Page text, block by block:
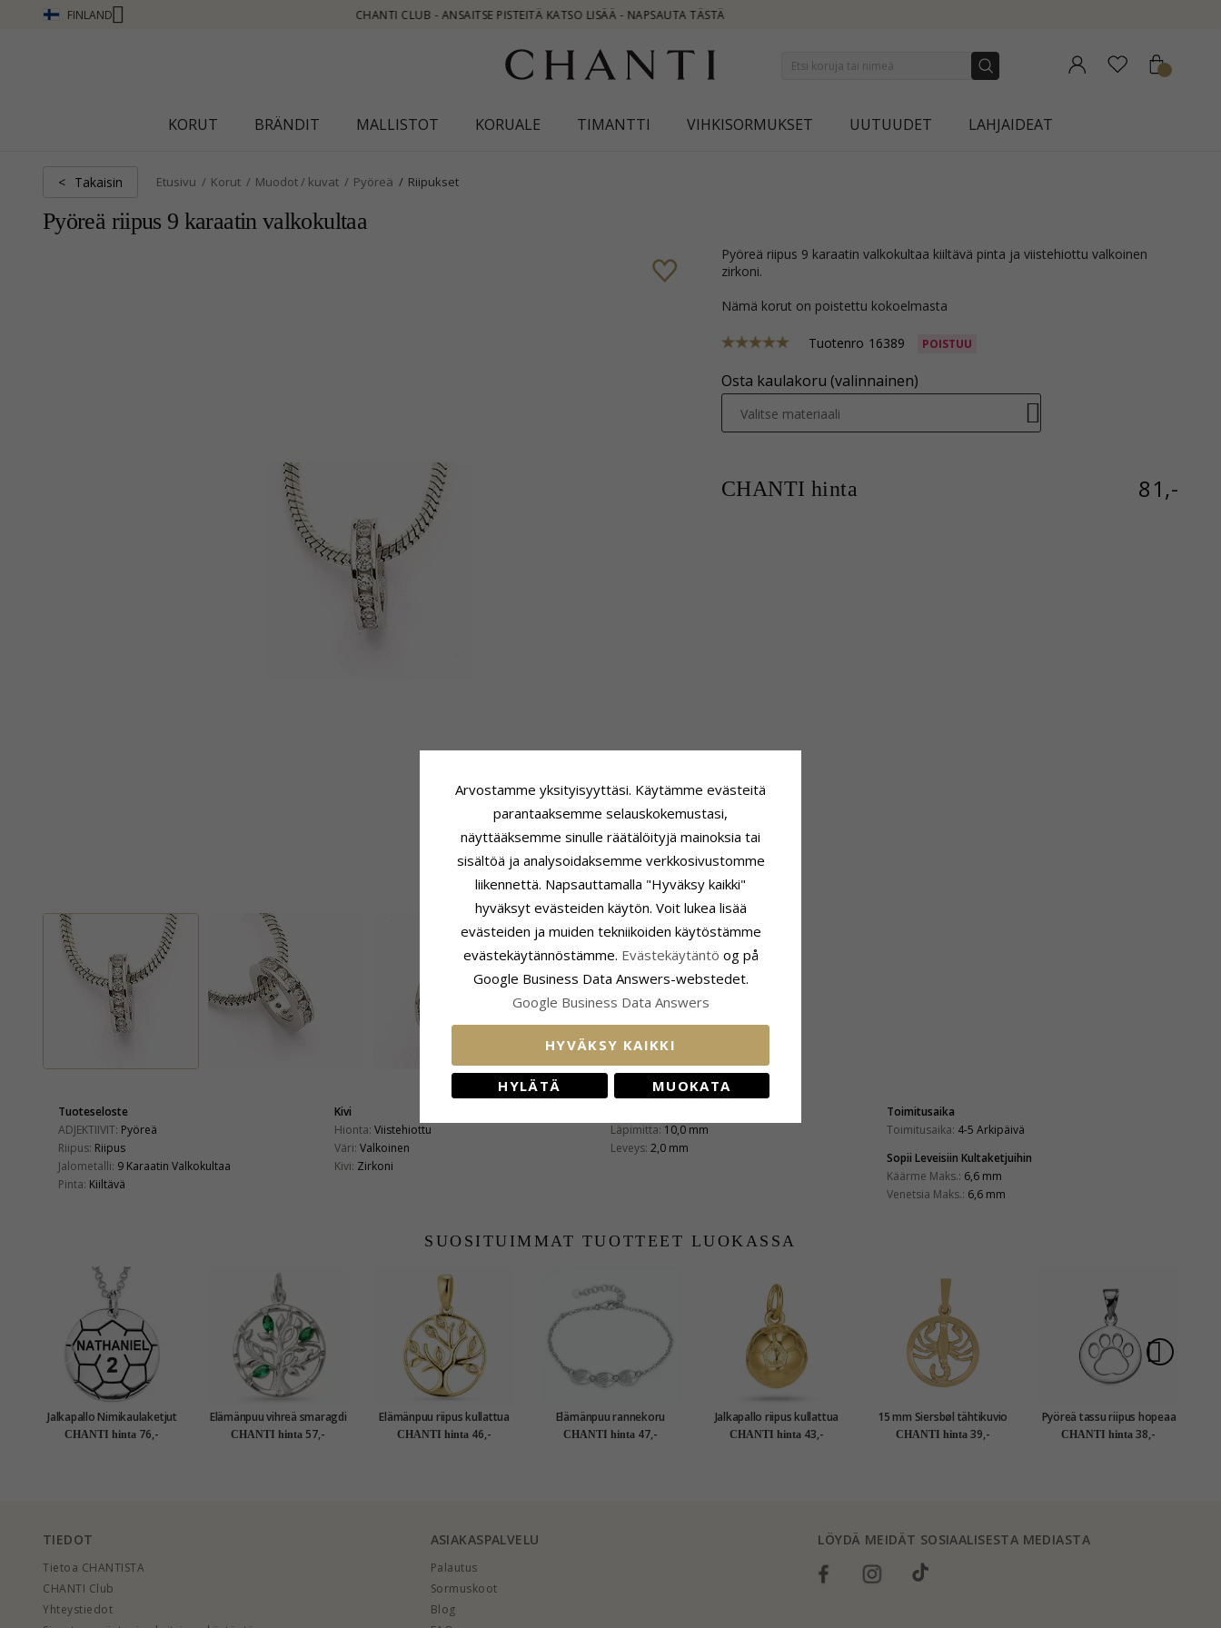
FINLAND
CHANTI CLUB - ANSAITSE PISTEITÄ KATSO LISÄÄ - NAPSAUTA TÄSTÄ
KORUT BRÄNDIT MALLISTOT KORUALE TIMANTTI VIHKISORMUKSET UUTUUDET LAHJAIDEAT
< Takaisin Etusivu Korut Muodot / kuvat Pyöreä Riipukset
Pyöreä riipus 9 karaatin valkokultaa
pyöreä riipus 9 karaatin valkokultaa kiiltävä pinta ja viistehiottu valkoinen
zirkoni.
Nämä korut on poistettu kokoelmasta
Tuotenro 16389 POISTUU
Osta kaulakoru (valinnainen)
Valitse materiaali
CHANTI hinta 81,-
Tuoteseloste
ADJEKTIIVIT: Pyöreä
Riipus: Riipus
Jalometalli: 9 Karaatin Valkokultaa
Pinta: Kiiltävä
Kivi
Hionta: Viistehiottu
Väri: Valkoinen
Kivi: Zirkoni
Läpimitta: 10,0 mm
Leveys: 2,0 mm
Toimitusaika
Toimitusaika: 4-5 Arkipäivä
Sopii Leveisiin Kultaketjuihin
Käärme Maks.: 6,6 mm
Venetsia Maks.: 6,6 mm
SUOSITUIMMAT TUOTTEET LUOKASSA
Jalkapallo Nimikaulaketjut
riipus hopeaa - My Letter
CHANTI hinta 76,-
Elämänpuu vihreä smaragdi
riipus hopeaa
CHANTI hinta 57,-
Elämänpuu riipus kullattua
hopeaa
CHANTI hinta 46,-
Elämänpuu rannekoru
rodinoitua hopeaa riipus
CHANTI hinta 47,-
Jalkapallo riipus kullattua
hopeaa
CHANTI hinta 43,-
15 mm Siersbøl tähtikuvio
skorpioni riipus kullattua
CHANTI hinta 39,-
Pyöreä tassu riipus hopeaa
- Little Ones
CHANTI hinta 38,-
TIEDOT
Tietoa CHANTISTA
CHANTI Club
Yhteystiedot
ASIAKASPALVELU
Palautus
Sormuskoot
Blog
LÖYDÄ MEIDÄT SOSIAALISESTA MEDIASTA
Arvostamme yksityisyyttäsi. Käytämme evästeitä
parantaaksemme selauskokemustasi,
näyttääksemme sinulle räätälöityjä mainoksia tai
sisältöä ja analysoidaksemme verkkosivustomme
liikennettä. Napsauttamalla "Hyväksy kaikki"
hyväksyt evästeiden käytön. Voit lukea lisää
evästeiden ja muiden tekniikoiden käytöstämme
evästekäytännöstämme. Evästekäytäntö og på
Google Business Data Answers-webstedet.
Google Business Data Answers
HYVÄKSY KAIKKI
HYLÄTÄ MUOKATA